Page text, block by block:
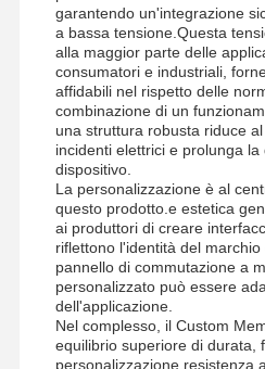
Visita Alla
Fabbrica
Controllo
Della Qualità
Chiedi Un
Preventivo
Commutatore di membrana su
Commutatore di membrana
garantendo un'integrazione
a bassa tensione.Questa
alla maggior parte delle
consumatori e industriali,
affidabili nel rispetto delle
combinazione di un
una struttura robusta riduce
incidenti elettrici e prolunga
dispositivo.
La personalizzazione è al
questo prodotto.e estetica
ai produttori di creare
riflettono l'identità del
pannello di commutazione a
personalizzato può essere
dell'applicazione.
Nel complesso, il Custom
equilibrio superiore di durata,
personalizzazione.resistenza